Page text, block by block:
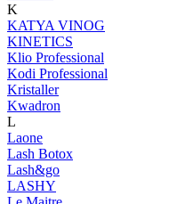
K
KATYA VINOG
KINETICS
Klio Professional
Kodi Professional
Kristaller
Kwadron
L
Laone
Lash Botox
Lash&go
LASHY